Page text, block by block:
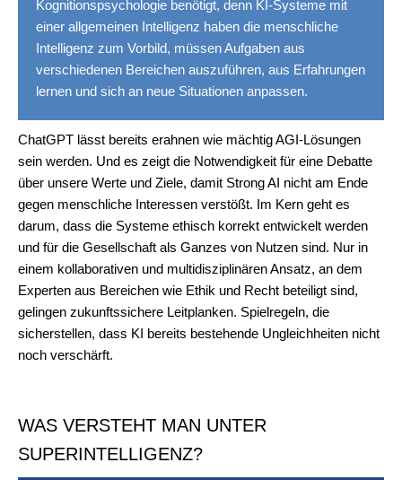
Kognitionspsychologie benötigt, denn KI-Systeme mit
einer allgemeinen Intelligenz haben die menschliche
Intelligenz zum Vorbild, müssen Aufgaben aus
verschiedenen Bereichen auszuführen, aus Erfahrungen
lernen und sich an neue Situationen anpassen.
ChatGPT lässt bereits erahnen wie mächtig AGI-Lösungen
sein werden. Und es zeigt die Notwendigkeit für eine Debatte
über unsere Werte und Ziele, damit Strong AI nicht am Ende
gegen menschliche Interessen verstößt. Im Kern geht es
darum, dass die Systeme ethisch korrekt entwickelt werden
und für die Gesellschaft als Ganzes von Nutzen sind. Nur in
einem kollaborativen und multidisziplinären Ansatz, an dem
Experten aus Bereichen wie Ethik und Recht beteiligt sind,
gelingen zukunftssichere Leitplanken. Spielregeln, die
sicherstellen, dass KI bereits bestehende Ungleichheiten nicht
noch verschärft.
WAS VERSTEHT MAN UNTER
SUPERINTELLIGENZ?